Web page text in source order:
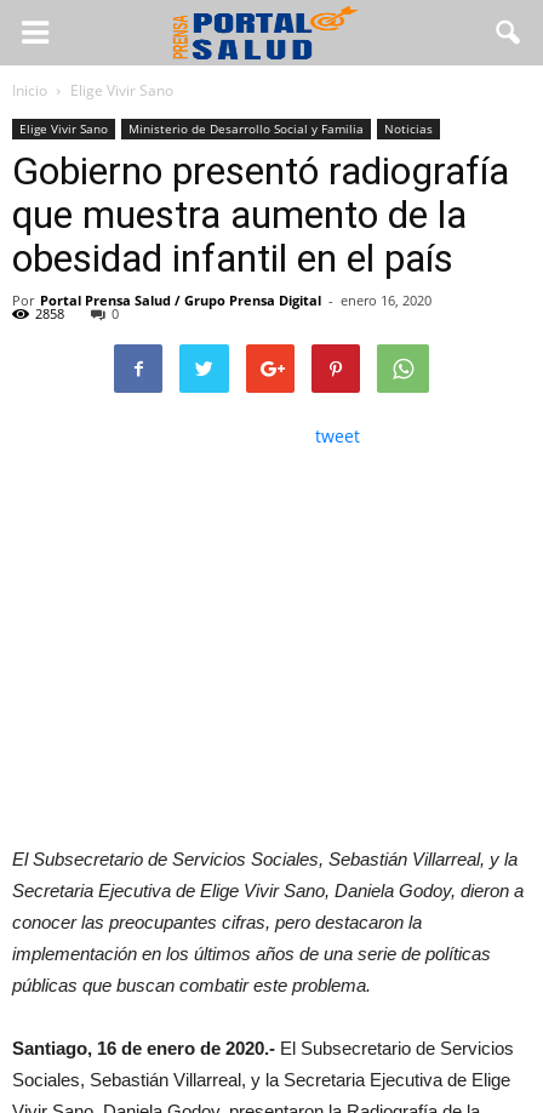
Inicio Elige Vivir Sano
Elige Vivir Sano Ministerio de Desarrollo Social y Familia Noticias
Gobierno presentó radiografía
que muestra aumento de la
obesidad infantil en el país
Por Portal Prensa Salud / Grupo Prensa Digital - enero 16, 2020
2858 0
tweet
El Subsecretario de Servicios Sociales, Sebastián Villarreal, y la
Secretaria Ejecutiva de Elige Vivir Sano, Daniela Godoy, dieron a
conocer las preocupantes cifras, pero destacaron la
implementación en los últimos años de una serie de políticas
públicas que buscan combatir este problema.
Santiago, 16 de enero de 2020.- El Subsecretario de Servicios
Sociales, Sebastián Villarreal, y la Secretaria Ejecutiva de Elige